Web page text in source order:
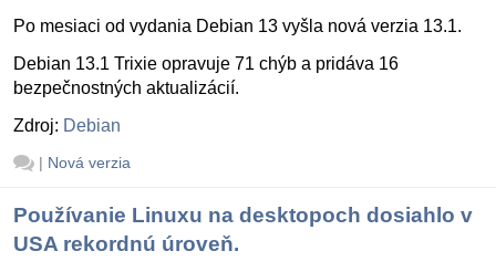
Po mesiaci od vydania Debian 13 vyšla nová verzia 13.1.
Debian 13.1 Trixie opravuje 71 chýb a pridáva 16
bezpečnostných aktualizácií.
Zdroj: Debian
| Nová verzia
Používanie Linuxu na desktopoch dosiahlo v
USA rekordnú úroveň.